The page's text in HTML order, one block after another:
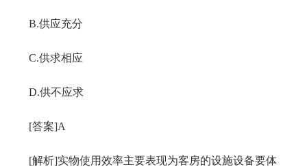
B.供应充分
C.供求相应
D.供不应求
[答案]A
[解析]实物使用效率主要表现为客房的设施设备要体